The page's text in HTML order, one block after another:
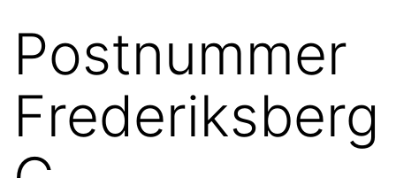
Postnummer
Frederiksberg